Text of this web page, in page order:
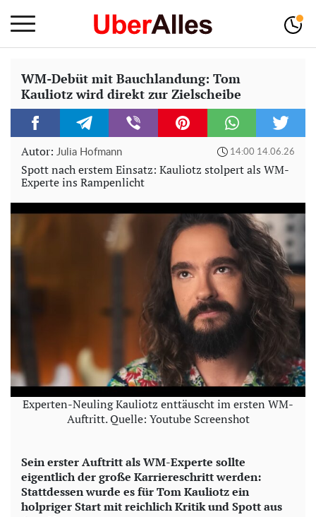
WM-Debüt mit Bauchlandung: Tom
Kauliotz wird direkt zur Zielscheibe
Autor: Julia Hofmann 14:00 14.06.26
Spott nach erstem Einsatz: Kauliotz stolpert als WM-
Experte ins Rampenlicht
Experten-Neuling Kauliotz enttäuscht im ersten WM-
Auftritt. Quelle: Youtube Screenshot
Sein erster Auftritt als WM-Experte sollte
eigentlich der große Karriereschritt werden:
Stattdessen wurde es für Tom Kauliotz ein
holpriger Start mit reichlich Kritik und Spott aus